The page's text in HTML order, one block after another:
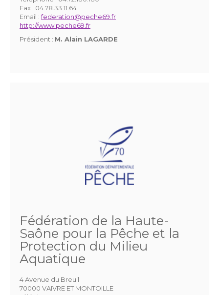
Fax : 04.78.33.11.64
Email :federation@peche69.fr
http://www.peche69.fr
Président : M. Alain LAGARDE
Fédération de la Haute-
Saône pour la Pêche et la
Protection du Milieu
Aquatique
4 Avenue du Breuil
70000 VAIVRE ET MONTOILLE